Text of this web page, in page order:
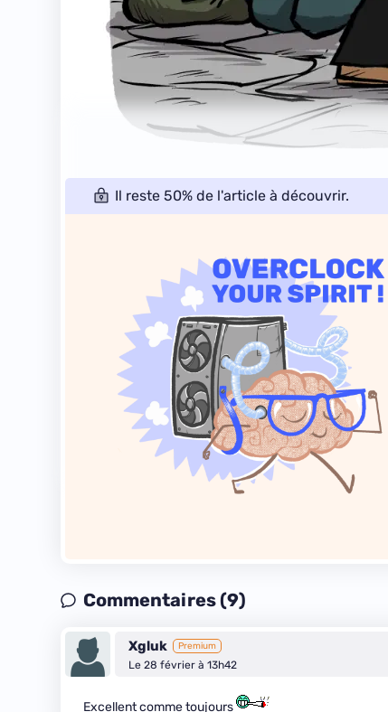
Il reste 50% de l'article à découvrir.
Commentaires (9)
Xgluk Premium
Le 28 février à 13h42
Excellent comme toujours